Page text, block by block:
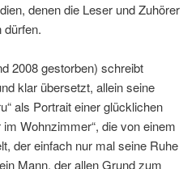
denen die Leser und Zuhörer
dürfen.
2008 gestorben) schreibt
klar übersetzt, allein seine
als Portrait einer glücklichen
Wohnzimmer“, die von einem
der einfach nur mal seine Ruhe
Mann, der allen Grund zum